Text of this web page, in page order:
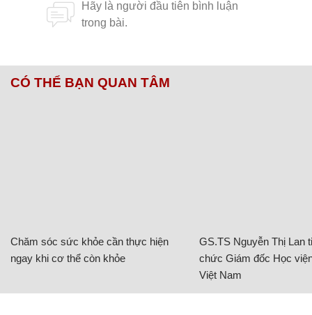
CÓ THỂ BẠN QUAN TÂM
Chăm sóc sức khỏe cần thực hiện
ngay khi cơ thể còn khỏe
GS.TS Nguyễn Thị Lan
chức Giám đốc Học
Việt Nam